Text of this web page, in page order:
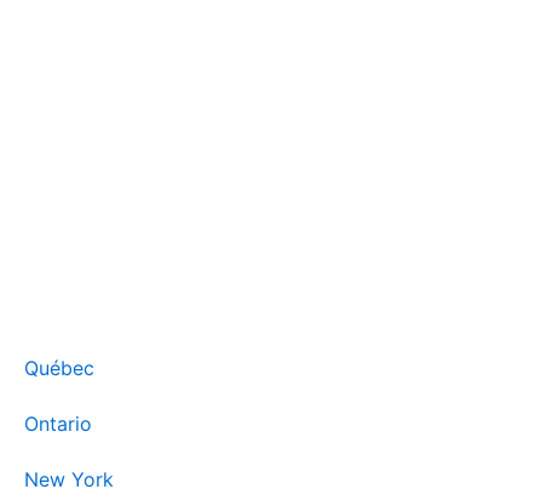
Québec
Ontario
New York